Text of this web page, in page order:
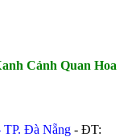
Cảnh Quan Hoa
TP. Đà Nẵng - ĐT: